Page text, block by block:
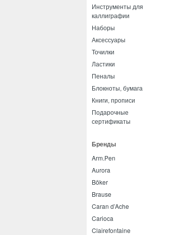
Инструменты для
каллиграфии
Наборы
Аксессуары
Точилки
Ластики
Пеналы
Блокноты, бумага
Книги, прописи
Подарочные
сертификаты
Бренды
Arm.Pen
Aurora
Böker
Brause
Caran d’Ache
Carioca
Clairefontaine